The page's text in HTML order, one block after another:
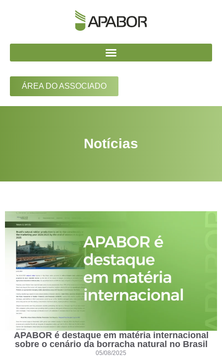
ÁREA DO ASSOCIADO
Notícias
APABOR é destaque em matéria internacional
sobre o cenário da borracha natural no Brasil
05/08/2025